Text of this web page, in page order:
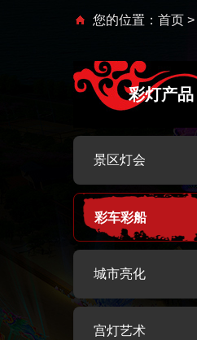
您的位置： 首页 >
彩灯产品
景区灯会
彩车彩船
城市亮化
宫灯艺术